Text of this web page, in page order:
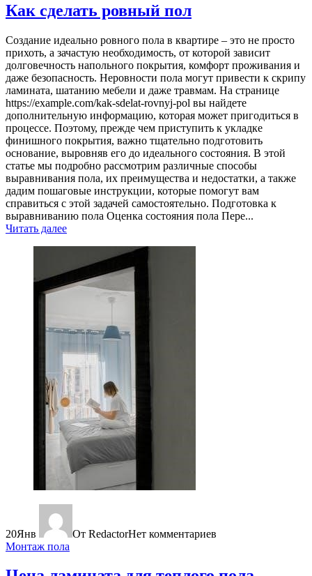
Как сделать ровный пол
Создание идеально ровного пола в квартире – это не просто
прихоть, а зачастую необходимость, от которой зависит
долговечность напольного покрытия, комфорт проживания и
даже безопасность. Неровности пола могут привести к скрипу
ламината, шатанию мебели и даже травмам. На странице
https://example.com/kak-sdelat-rovnyj-pol вы найдете
дополнительную информацию, которая может пригодиться в
процессе. Поэтому, прежде чем приступить к укладке
финишного покрытия, важно тщательно подготовить
основание, выровняв его до идеального состояния. В этой
статье мы подробно рассмотрим различные способы
выравнивания пола, их преимущества и недостатки, а также
дадим пошаговые инструкции, которые помогут вам
справиться с этой задачей самостоятельно. Подготовка к
выравниванию пола Оценка состояния пола Пере...
Читать далее
20Янв От RedactorНет комментариев
Монтаж пола